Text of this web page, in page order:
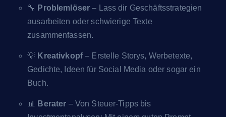
🔧 Problemlöser – Lass dir Geschäftsstrategien
ausarbeiten oder schwierige Texte
zusammenfassen.
💡 Kreativkopf– Erstelle Storys, Werbetexte,
Gedichte, Ideen für Social Media oder sogar ein
Buch.
📊 Berater – Von Steuer-Tipps bis